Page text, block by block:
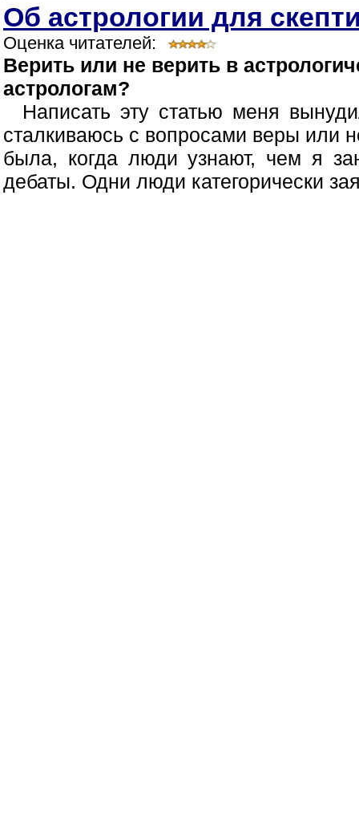
Об астрологии для
Оценка читателей:
Верить или не верить в
астрологам?
Написать эту статью меня
сталкиваюсь с вопросами веры или
была, когда люди узнают, чем я
дебаты. Одни люди категорически